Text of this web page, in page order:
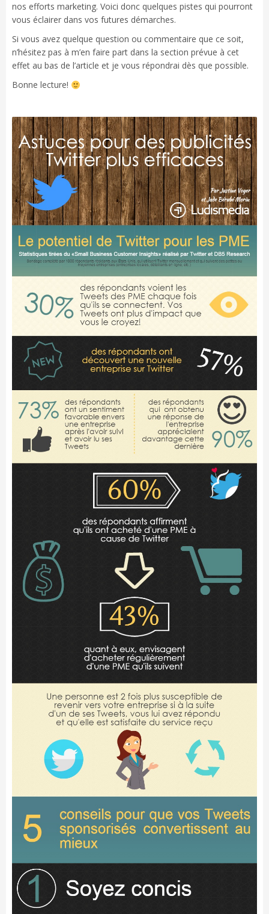
nos efforts marketing. Voici donc quelques pistes qui pourront
vous éclairer dans vos futures démarches.
Si vous avez quelque question ou commentaire que ce soit,
n’hésitez pas à m’en faire part dans la section prévue à cet
effet au bas de l’article et je vous répondrai dès que possible.
Bonne lecture!